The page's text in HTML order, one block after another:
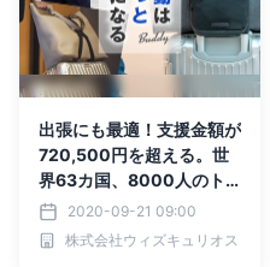
出張にも最適！支援金額が
720,500円を超える。世
界63カ国、8000人のト
ラベラーが選んだ「移動を
もっと楽にする」バッグ
先行予約受付中！
2020-09-21 09:00
株式会社ウィズキュリオス